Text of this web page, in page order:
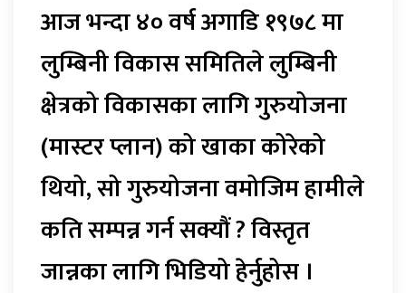
आज भन्दा ४० वर्ष अगाडि १९७८ मा
लुम्बिनी विकास समितिले लुम्बिनी
क्षेत्रको विकासका लागि गुरुयोजना
(मास्टर प्लान) को खाका कोरेको
थियो, सो गुरुयोजना वमोजिम हामीले
कति सम्पन्न गर्न सक्यौं ? विस्तृत
जान्नका लागि भिडियो हेर्नुहोस ।